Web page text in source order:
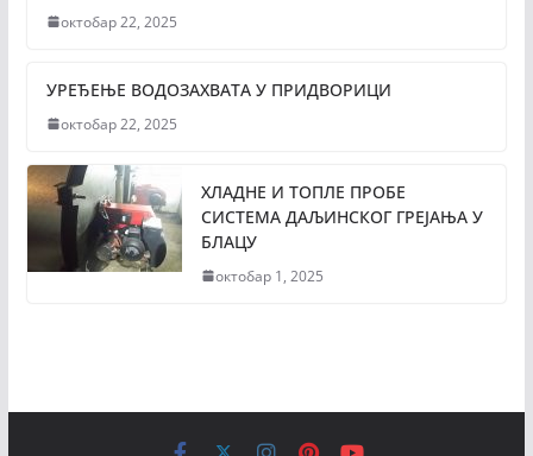
октобар 22, 2025
УРЕЂЕЊЕ ВОДОЗАХВАТА У ПРИДВОРИЦИ
октобар 22, 2025
ХЛАДНЕ И ТОПЛЕ ПРОБЕ
СИСТЕМА ДАЉИНСКОГ ГРЕЈАЊА У
БЛАЦУ
октобар 1, 2025